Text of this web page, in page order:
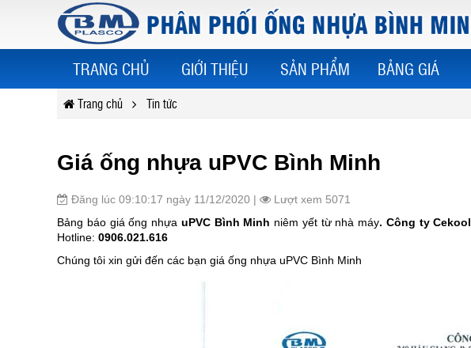
TRANG CHỦ GIỚI THIỆU SẢN PHẨM BẢNG GIÁ
Trang chủ Tin tức
Giá ống nhựa uPVC Bình Minh
Đăng lúc 09:10:17 ngày 11/12/2020 |
Lượt xem 5071
Bảng báo giá ống nhựa uPVC Bình Minh niêm yết từ nhà máy. Công ty Cekool
Hotline: 0906.021.616
Chúng tôi xin gửi đến các bạn giá ống nhựa uPVC Bình Minh